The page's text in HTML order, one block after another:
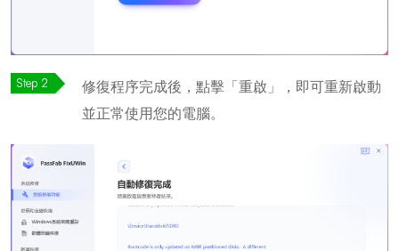
修復程序完成後，點擊「重啟」，即可重新啟動
並正常使用您的電腦。